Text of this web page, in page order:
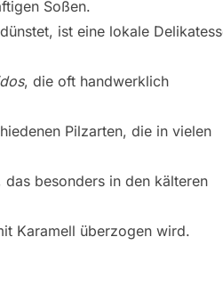
Soßen.
ist eine lokale
, die oft handwerklich
Pilzarten, die in vielen
besonders in den kälteren
Karamell überzogen wird.